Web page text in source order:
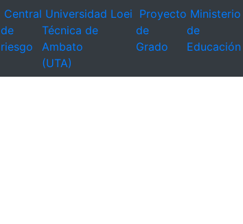
Central
de
riesgo
Universidad
Técnica de
Ambato
(UTA)
Loei Proyecto
de
Grado
Ministerio
de
Educación